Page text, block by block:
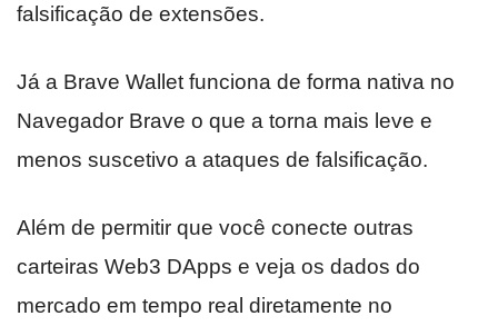
falsificação de extensões.
Já a Brave Wallet funciona de forma nativa no
Navegador Brave o que a torna mais leve e
menos suscetivo a ataques de falsificação.
Além de permitir que você conecte outras
carteiras Web3 DApps e veja os dados do
mercado em tempo real diretamente no